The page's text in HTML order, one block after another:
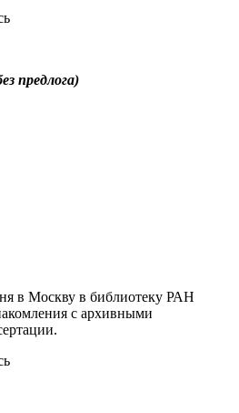
предлога)
в Москву в библиотеку РАН
с архивными